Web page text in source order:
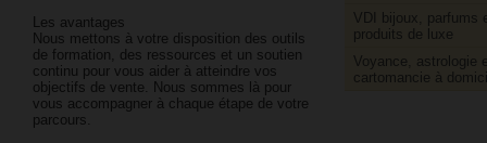
VDI bijoux, parfums
produits de luxe
Voyance, astrologie
cartomancie à
Les avantages
Nous mettons à votre disposition des outils
de formation, des ressources et un soutien
continu pour vous aider à atteindre vos
objectifs de vente. Nous sommes là pour
vous accompagner à chaque étape de votre
parcours.